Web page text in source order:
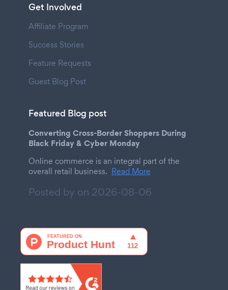
Get Involved
Affiliate Program
Success Stories
Feature Requests
Guest Blog Post
Featured Blog post
Converting Cross-Border Shoppers During
Black Friday & Cyber Monday
Online commerce is an integral part of the
overall retail business. Read More
Posted by on 2026-08-06